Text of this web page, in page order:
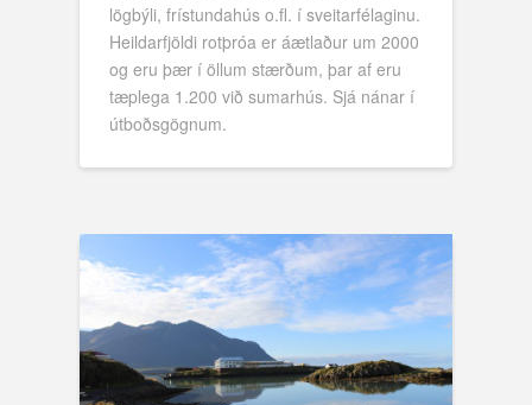
lögbýli, frístundahús o.fl. í sveitarfélaginu.
Heildarfjöldi rotþróa er áætlaður um 2000
og eru þær í öllum stærðum, þar af eru
tæplega 1.200 við sumarhús. Sjá nánar í
útboðsgögnum.